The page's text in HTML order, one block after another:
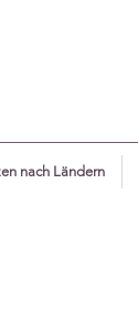
nach Ländern